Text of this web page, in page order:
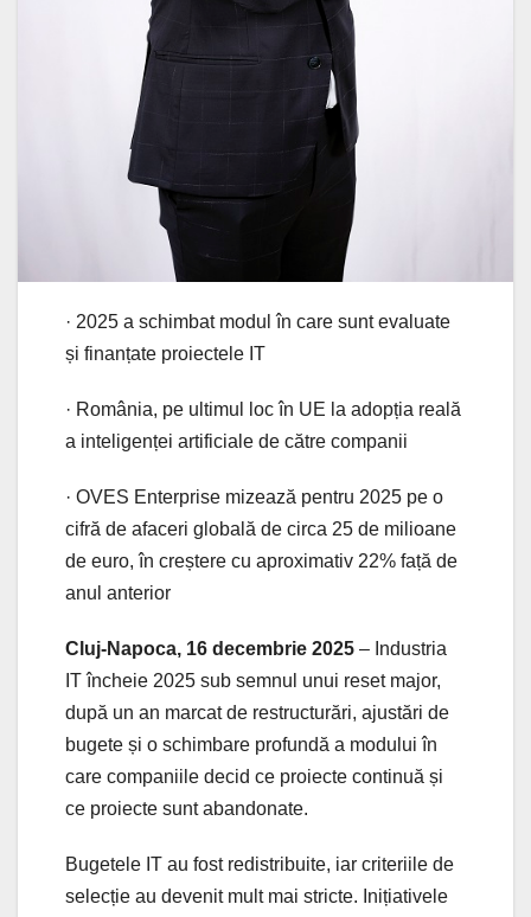
· 2025 a schimbat modul în care sunt evaluate
și finanțate proiectele IT
· România, pe ultimul loc în UE la adopția reală
a inteligenței artificiale de către companii
· OVES Enterprise mizează pentru 2025 pe o
cifră de afaceri globală de circa 25 de milioane
de euro, în creștere cu aproximativ 22% față de
anul anterior
Cluj-Napoca, 16 decembrie 2025 – Industria
IT încheie 2025 sub semnul unui reset major,
după un an marcat de restructurări, ajustări de
bugete și o schimbare profundă a modului în
care companiile decid ce proiecte continuă și
ce proiecte sunt abandonate.
Bugetele IT au fost redistribuite, iar criteriile de
selecție au devenit mult mai stricte. Inițiativele